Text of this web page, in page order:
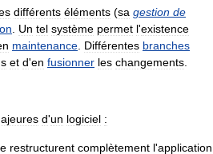
différents éléments (sa gestion de
Un tel système permet l'existence
maintenance Différentes branches
et d'en fusionner les changements
d'un logiciel :
restructurent complètement l'application